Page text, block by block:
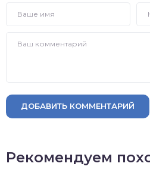
ДОБАВИТЬ КОММЕНТАРИЙ
Рекомендуем